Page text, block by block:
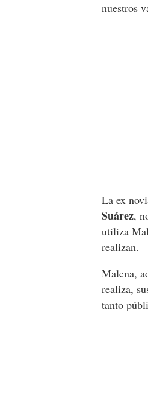
nuestros
La ex
Suárez,
utiliza
realizan.
Malena,
realiza,
tanto